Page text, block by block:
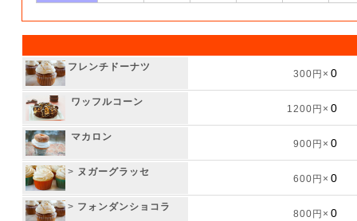
フレンチドーナツ
300円×
ワッフルコーン
1200円×
マカロン
900円×
> ヌガーグラッセ
600円×
> フォンダンショコラ
800円×